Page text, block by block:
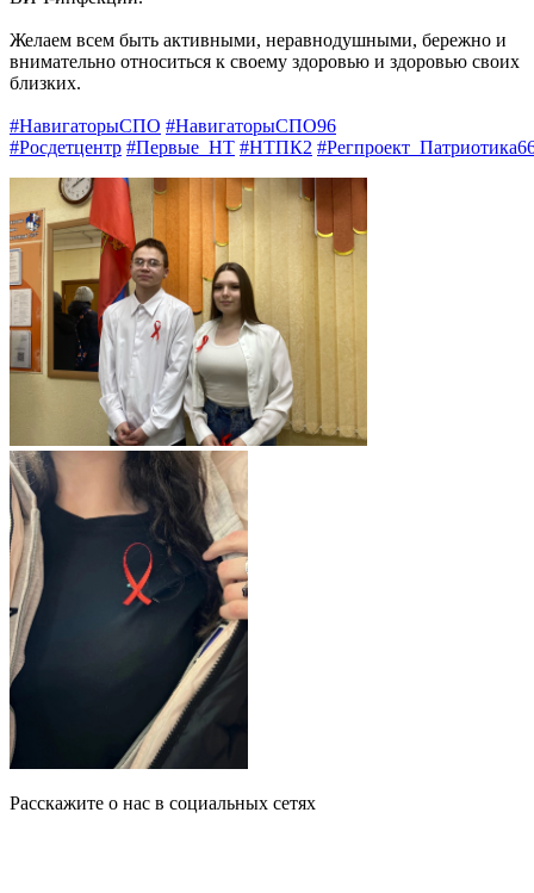
Желаем всем быть активными, неравнодушными, бережно и
внимательно относиться к своему здоровью и здоровью своих
близких.
#НавигаторыСПО #НавигаторыСПО96
#Росдетцентр #Первые_НТ #НТПК2
Расскажите о нас в социальных сетях